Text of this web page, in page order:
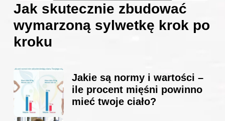
Jak skutecznie zbudować
wymarzoną sylwetkę krok po
kroku
Jakie są normy i wartości –
ile procent mięśni powinno
mieć twoje ciało?